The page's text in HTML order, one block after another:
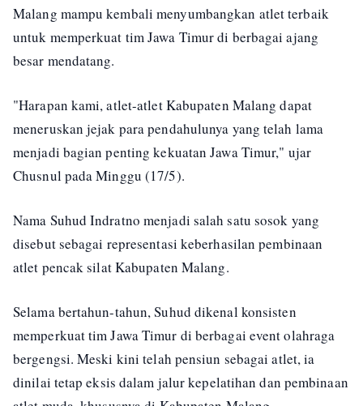
Malang mampu kembali menyumbangkan atlet terbaik
untuk memperkuat tim Jawa Timur di berbagai ajang
besar mendatang.
"Harapan kami, atlet-atlet Kabupaten Malang dapat
meneruskan jejak para pendahulunya yang telah lama
menjadi bagian penting kekuatan Jawa Timur," ujar
Chusnul pada Minggu (17/5).
Nama Suhud Indratno menjadi salah satu sosok yang
disebut sebagai representasi keberhasilan pembinaan
atlet pencak silat Kabupaten Malang.
Selama bertahun-tahun, Suhud dikenal konsisten
memperkuat tim Jawa Timur di berbagai event olahraga
bergengsi. Meski kini telah pensiun sebagai atlet, ia
dinilai tetap eksis dalam jalur kepelatihan dan pembinaan